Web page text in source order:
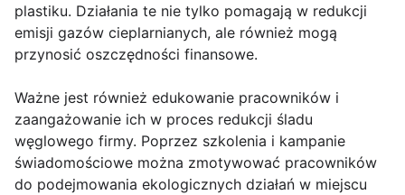
plastiku. Działania te nie tylko pomagają w redukcji
emisji gazów cieplarnianych, ale również mogą
przynosić oszczędności finansowe.
Ważne jest również edukowanie pracowników i
zaangażowanie ich w proces redukcji śladu
węglowego firmy. Poprzez szkolenia i kampanie
świadomościowe można zmotywować pracowników
do podejmowania ekologicznych działań w miejscu